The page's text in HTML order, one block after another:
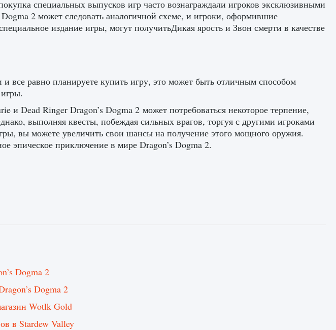
специальных выпусков игр часто вознаграждали игроков эксклюзивными
2 может следовать аналогичной схеме, и игроки, оформившие
издание игры, могут получитьДикая ярость и Звон смерти в качестве
все равно планируете купить игру, это может быть отличным способом
и Dead Ringer Dragon’s Dogma 2 может потребоваться некоторое терпение,
выполняя квесты, побеждая сильных врагов, торгуя с другими игроками
вы можете увеличить свои шансы на получение этого мощного оружия.
эпическое приключение в мире Dragon’s Dogma 2.
Dogma 2
Dogma 2
Wotlk Gold
в Stardew Valley